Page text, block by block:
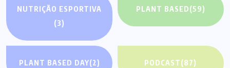
NUTRIÇÃO ESPORTIVA
(3)
PLANT BASED(59)
PLANT BASED DAY(2) PODCAST(87)